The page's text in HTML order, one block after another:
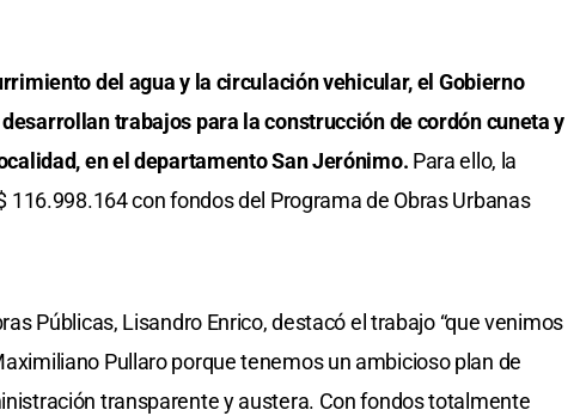
del agua y la circulación vehicular, el Gobierno
trabajos para la construcción de cordón cuneta y
en el departamento San Jerónimo. Para ello, la
116.998.164 con fondos del Programa de Obras Urbanas
Públicas, Lisandro Enrico, destacó el trabajo “que venimos
Pullaro porque tenemos un ambicioso plan de
transparente y austera. Con fondos totalmente